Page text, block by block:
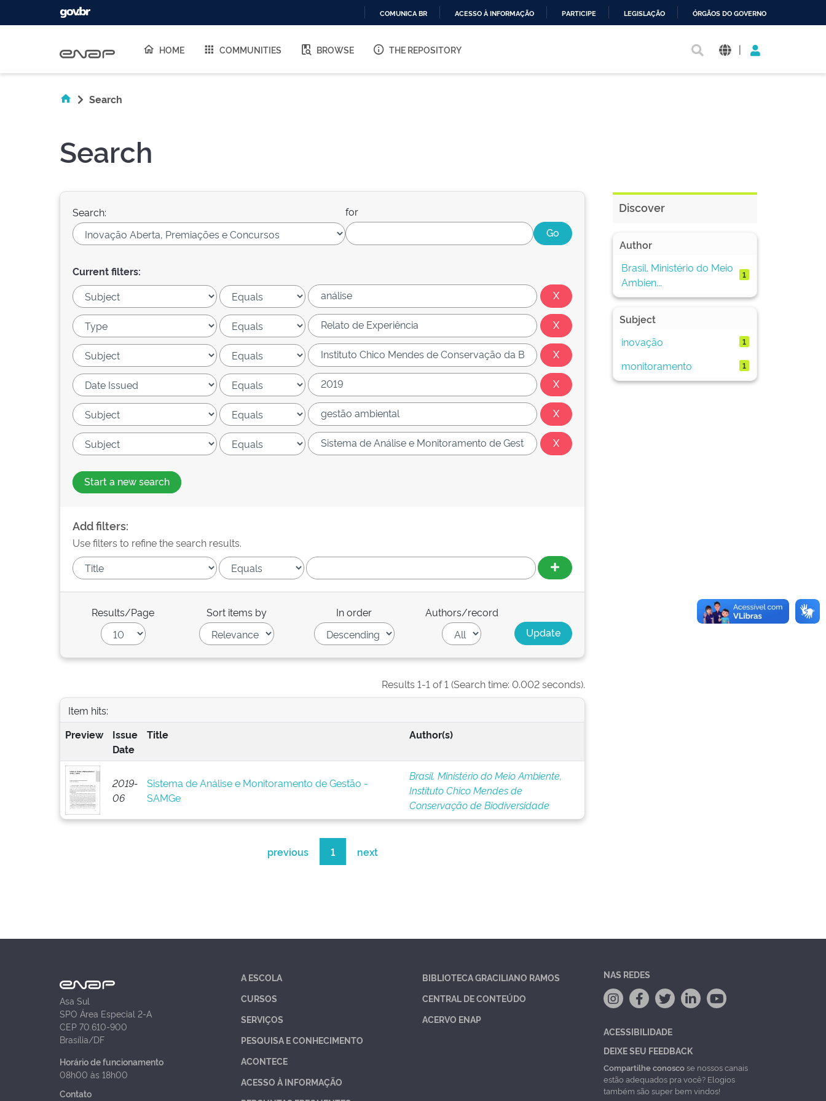
O
COMUNICA BR ACESSO À INFORMAÇÃO PARTICIPE LEGISLAÇÃO ÓRGÃOS DO GOVERNO
HOME COMMUNITIES BROWSE THE REPOSITORY |
Search
Search
Search: for
Current filters:
Start a new search
Add filters:
Use filters to refine the search results.
Results/Page Sort items by In order Authors/record
Results 1-1 of 1 (Search time: 0.002 seconds).
Item hits:
Preview
Issue
Date
Title Author(s)
2019-
06
Sistema de Análise e Monitoramento de Gestão -
SAMGe
Brasil. Ministério do Meio Ambiente,
Instituto Chico Mendes de
Conservação de Biodiversidade
previous 1 next
Discover
Author
Brasil. Ministério do Meio
Ambien...
1
Subject
inovação
1
monitoramento 1
Asa Sul
SPO Área Especial 2-A
CEP 70.610-900
Brasília/DF
Horário de funcionamento
08h00 às 18h00
Contato
A ESCOLA
CURSOS
SERVIÇOS
PESQUISA E CONHECIMENTO
ACONTECE
ACESSO À INFORMAÇÃO
BIBLIOTECA GRACILIANO RAMOS
CENTRAL DE CONTEÚDO
ACERVO ENAP
NAS REDES
ACESSIBILIDADE
DEIXE SEU FEEDBACK
Compartilhe conoscose nossos canais
estão adequados pra você? Elogios
também são super bem vindos!